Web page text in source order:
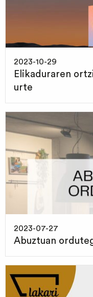
2023-10-29
Elikaduraren
urte
2023-07-27
Abuztuan